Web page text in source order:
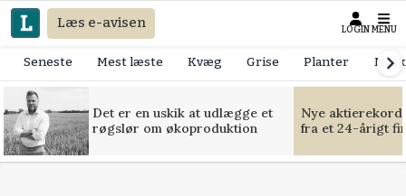
Læs e-avisen LOGIN MENU
Seneste Mest læste Kvæg Grise Planter
Det er en uskik at udlægge et
røgslør om økoproduktion
Nye
fra et 24-årigt